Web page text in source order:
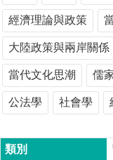
公
告
本
所
簡
介
所
經濟理論與政策
大陸政策與兩岸關係
當代文化思潮 儒
公法學 社會學